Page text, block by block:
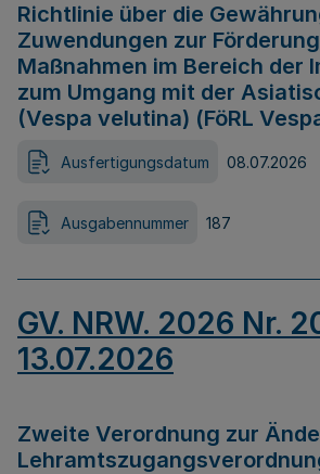
Richtlinie über die
Zuwendungen zur
Maßnahmen im Bereich der
zum Umgang mit der
(Vespa velutina) (FöRL
Ausfertigungsdatum 08.07.2026
Ausgabennummer 187
GV. NRW. 2026 Nr.
13.07.2026
Zweite Verordnung zur